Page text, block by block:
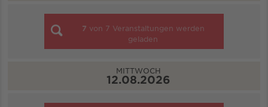
7 von 7 Veranstaltungen werden
geladen
MITTWOCH
12.08.2026